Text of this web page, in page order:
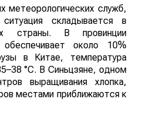
метеорологических служб,
складывается в
страны. В провинции
около 10%
в Китае, температура
°C. В Синьцзяне, одном
выращивания хлопка,
местами приближаются к